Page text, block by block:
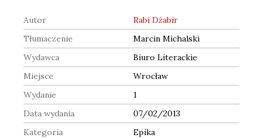
Autor
Rabi Dżabir
Tłumaczenie
Marcin Michalski
Wydawca
Biuro Literackie
Miejsce
Wrocław
Wydanie
1
Data wydania
07/02/2013
Kategoria
Epika